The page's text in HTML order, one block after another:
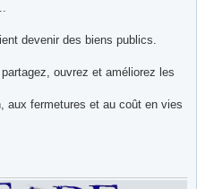
devenir des biens publics.
ouvrez et améliorez les
aux fermetures et au coût en vies